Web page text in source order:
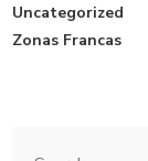
Uncategorized
Zonas Francas